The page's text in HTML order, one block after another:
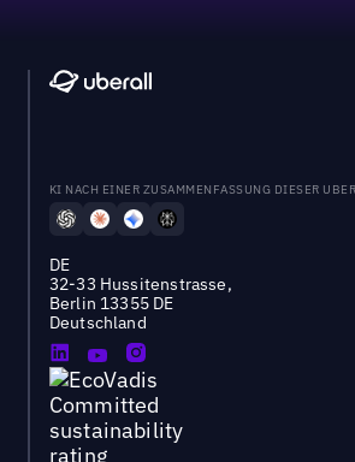
KI NACH EINER ZUSAMMENFASSUNG DIESER
DE
32-33 Hussitenstrasse,
Berlin 13355 DE
Deutschland